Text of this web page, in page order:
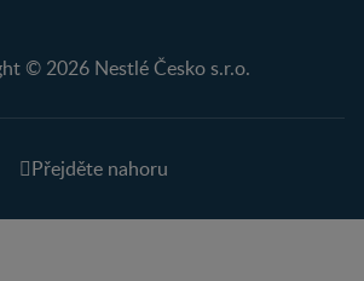
© 2026 Nestlé Česko s.r.o.
Přejděte nahoru